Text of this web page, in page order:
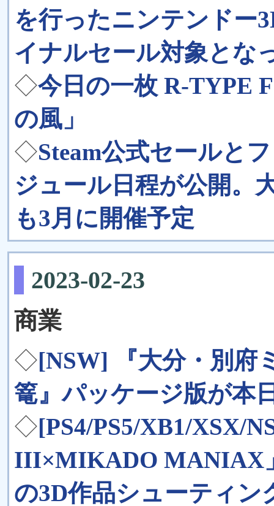
を行ったニンテンドー
イナルセール対象とな
◇今日の一枚 R-TYPE
の風」
◇Steam公式セールと
ジュール日程が公開。
も3月に開催予定
2023-02-23
商業
◇[NSW] 『大分・別府
篭』パッケージ版が本
◇[PS4/PS5/XB1/XSX/
III×MIKADO MANIAX
の3D作品シューティ